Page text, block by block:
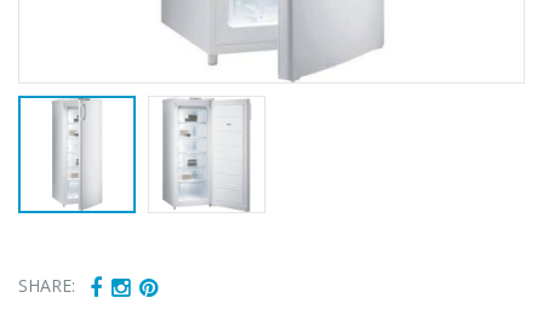
SHARE: